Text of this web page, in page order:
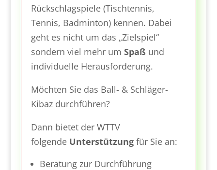
Rückschlagspiele (Tischtennis,
Tennis, Badminton) kennen. Dabei
geht es nicht um das „Zielspiel“
sondern viel mehr um Spaß und
individuelle Herausforderung.
Möchten Sie das Ball- & Schläger-
Kibaz durchführen?
Dann bietet der WTTV
folgende Unterstützungfür Sie an:
Beratung zur Durchführung